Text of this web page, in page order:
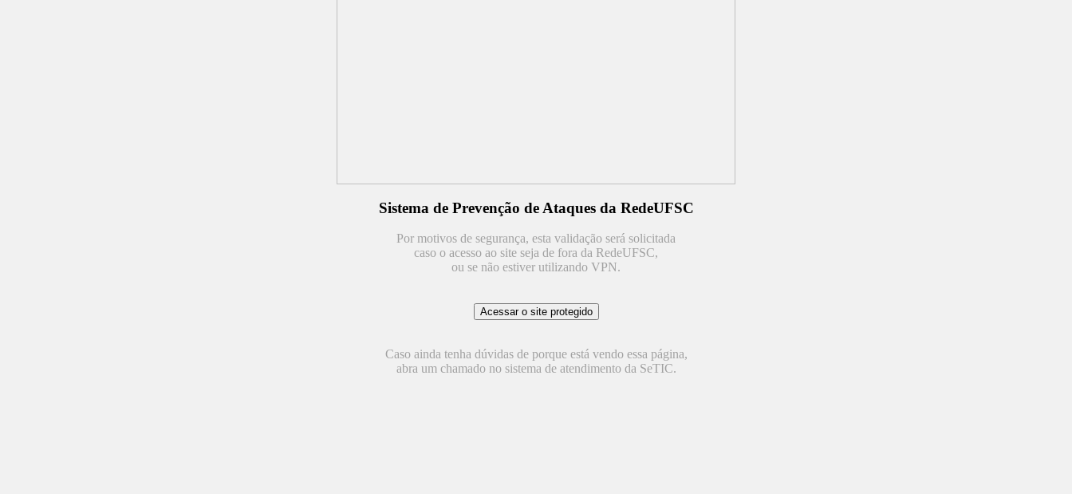
Sistema de Prevenção de Ataques da RedeUFSC
Por motivos de segurança, esta validação será solicitada
caso o acesso ao site seja de fora da RedeUFSC,
ou se não estiver utilizando VPN.
Caso ainda tenha dúvidas de porque está vendo essa página,
abra um chamado no sistema de atendimento da SeTIC.